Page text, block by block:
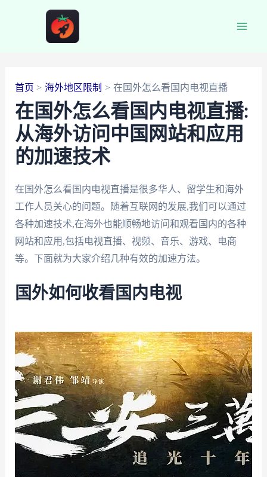
首页 海外地区限制 在国外怎么看国内电视直播
在国外怎么看国内电视直播:
从海外访问中国网站和应用
的加速技术
在国外怎么看国内电视直播是很多华人、留学生和海外
工作人员关心的问题。随着互联网的发展,我们可以通过
各种加速技术,在海外也能顺畅地访问和观看国内的各种
网站和应用,包括电视直播、视频、音乐、游戏、电商
等。下面就为大家介绍几种有效的加速方法。
国外如何收看国内电视